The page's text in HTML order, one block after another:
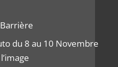
du 8 au 10 Novembre